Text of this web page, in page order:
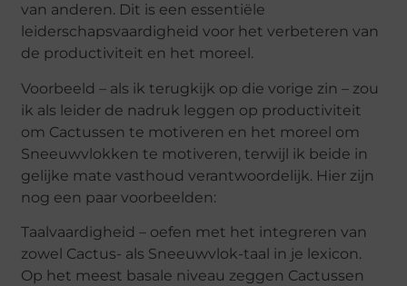
van anderen. Dit is een essentiële
leiderschapsvaardigheid voor het verbeteren van
de productiviteit en het moreel.
Voorbeeld – als ik terugkijk op die vorige zin – zou
ik als leider de nadruk leggen op productiviteit
om Cactussen te motiveren en het moreel om
Sneeuwvlokken te motiveren, terwijl ik beide in
gelijke mate vasthoud verantwoordelijk. Hier zijn
nog een paar voorbeelden:
Taalvaardigheid – oefen met het integreren van
zowel Cactus- als Sneeuwvlok-taal in je lexicon.
Op het meest basale niveau zeggen Cactussen